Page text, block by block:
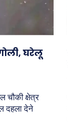
घरेलू
चौकी क्षेत्र
दहला देने